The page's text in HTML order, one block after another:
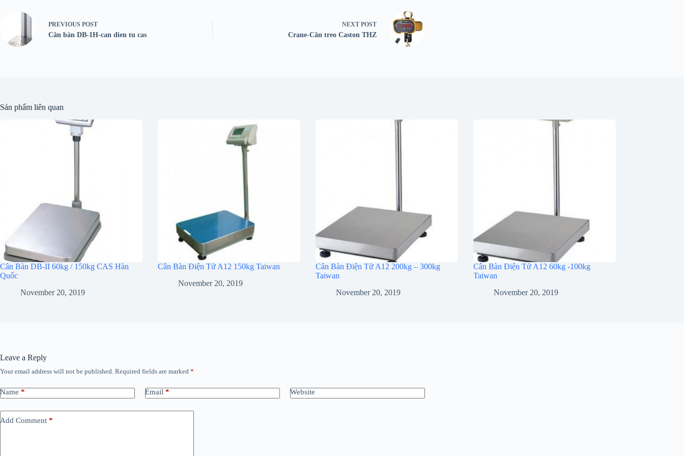
PREVIOUS POST
Cân bàn DB-1H-can dien tu cas
NEXT POST
Crane-Cân treo Caston THZ
Sản phẩm liên quan
Cân Bàn DB-II 60kg / 150kg CAS Hàn
Quốc
November 20, 2019
Cân Bàn Điện Tử A12 150kg Taiwan
November 20, 2019
Cân Bàn Điện Tử A12 200kg – 300kg
Taiwan
November 20, 2019
Cân Bàn Điện Tử A12 60kg -100kg
Taiwan
November 20, 2019
Leave a Reply
Your email address will not be published. Required fields are marked *
Name * Email * Website
Add Comment *